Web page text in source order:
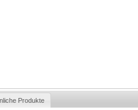
Produkte